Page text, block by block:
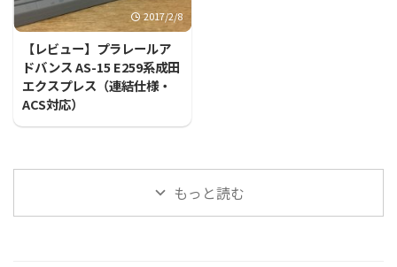
2017/2/8
【レビュー】プラレールア
ドバンス AS-15 E259系成田
エクスプレス（連結仕様・
ACS対応）
もっと読む